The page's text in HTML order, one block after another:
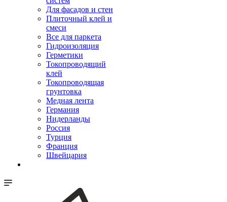
Для фасадов и стен
Плиточный клей и
смеси
Все для паркета
Гидроизоляция
Герметики
Токопроводящий
клей
Токопроводящая
грунтовка
Медная лента
Германия
Нидерланды
Россия
Турция
Франция
Швейцария